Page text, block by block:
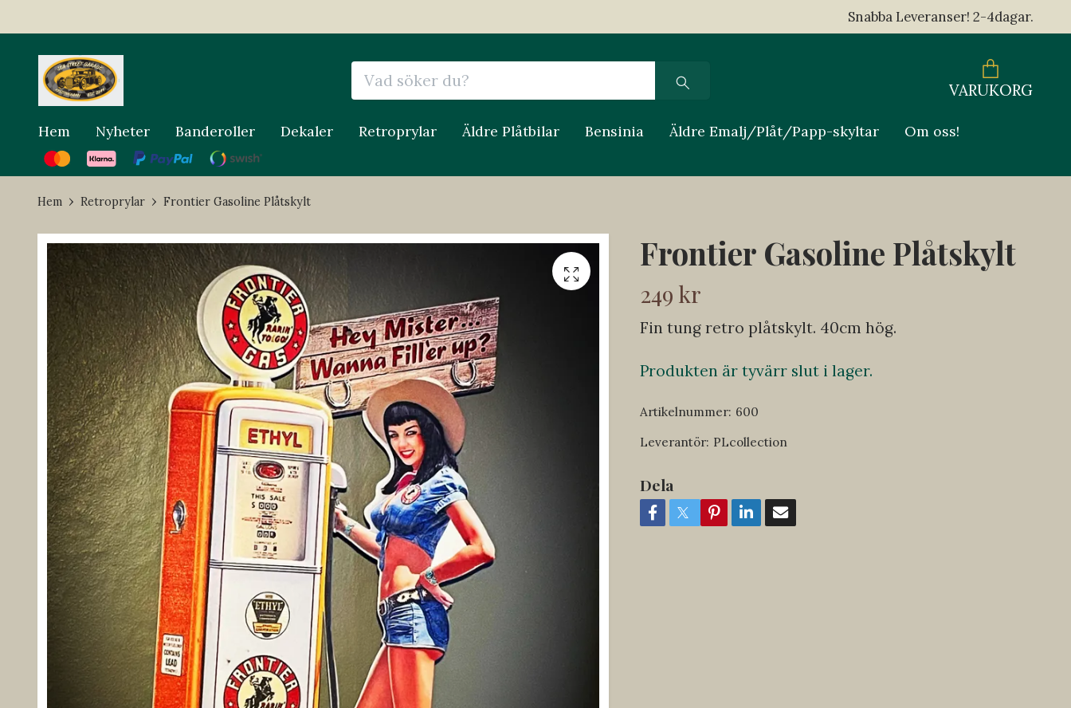
Snabba Leveranser! 2-4dagar.
VARUKORG
Hem Nyheter Banderoller Dekaler Retroprylar Äldre Plåtbilar Bensinia Äldre Emalj/Plåt/Papp-skyltar Om oss!
Hem Retroprylar Frontier Gasoline Plåtskylt
Frontier Gasoline Plåtskylt
249 kr
Fin tung retro plåtskylt. 40cm hög.
Produkten är tyvärr slut i lager.
Artikelnummer: 600
Leverantör: PLcollection
Dela